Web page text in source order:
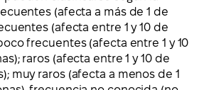
(afecta a más de 1 de
(afecta entre 1 y 10 de
frecuentes (afecta entre 1 y 10
raros (afecta entre 1 y 10 de
muy raros (afecta a menos de 1